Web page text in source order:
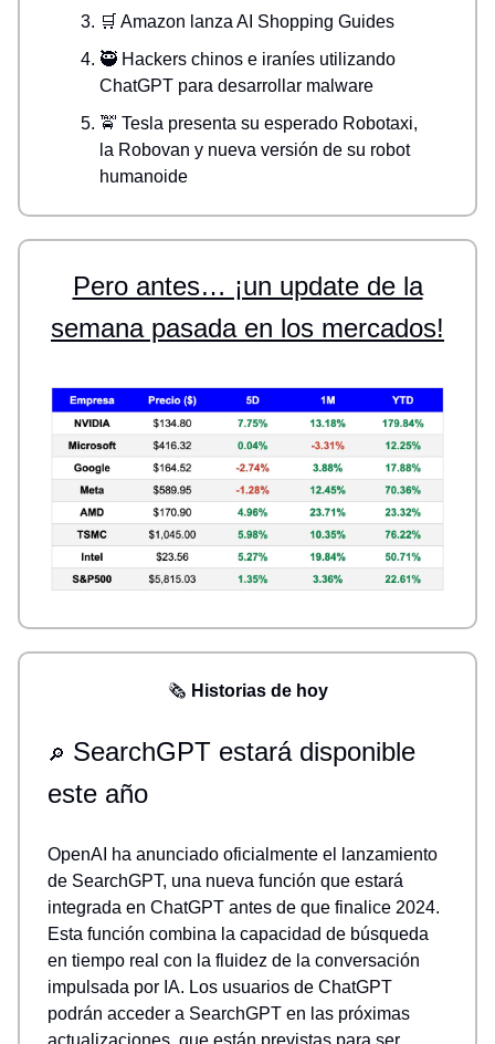
🛒 Amazon lanza AI Shopping Guides
🥷 Hackers chinos e iraníes utilizando
ChatGPT para desarrollar malware
🚖 Tesla presenta su esperado Robotaxi,
la Robovan y nueva versión de su robot
humanoide
Pero antes… ¡un update de la
semana pasada en los mercados!
🗞️ Historias de hoy
🔎 SearchGPT estará disponible
este año
OpenAI ha anunciado oficialmente el lanzamiento
de SearchGPT, una nueva función que estará
integrada en ChatGPT antes de que finalice 2024.
Esta función combina la capacidad de búsqueda
en tiempo real con la fluidez de la conversación
impulsada por IA. Los usuarios de ChatGPT
podrán acceder a SearchGPT en las próximas